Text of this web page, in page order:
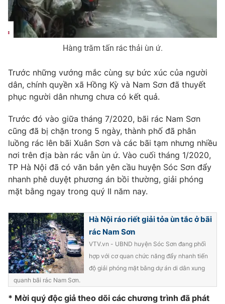
Tư vấn
Chuyên mục khác
Podcast
Photo Infographic
VTV Money VTV Thể thao
VTV Sức khoẻ Bất động sản
Thị trường 24h Tấm lòng Việt
VTV4 Vươn mình bằng AI
VTV9 VTV8
Liên hệ tòa soạn
Hàng trăm tấn rác thải ùn ứ.
Trước những vướng mắc cùng sự bức xúc của người
dân, chính quyền xã Hồng Kỳ và Nam Sơn đã thuyết
phục người dân nhưng chưa có kết quả.
Trước đó vào giữa tháng 7/2020, bãi rác Nam Sơn
cũng đã bị chặn trong 5 ngày, thành phố đã phân
luồng rác lên bãi Xuân Sơn và các bãi tạm nhưng nhiều
nơi trên địa bàn rác vẫn ùn ứ. Vào cuối tháng 1/2020,
TP Hà Nội đã có văn bản yên cầu huyện Sóc Sơn đẩy
nhanh phê duyệt phương án bồi thường, giải phóng
mặt bằng ngay trong quý II năm nay.
Hà Nội ráo riết giải tỏa ùn tắc ở bãi
rác Nam Sơn
VTV.vn - UBND huyện Sóc Sơn đang phối
hợp với cơ quan chức năng đẩy nhanh tiến
độ giải phóng mặt bằng dự án di dân xung
quanh bãi rác Nam Sơn.
* Mời quý độc giả theo dõi các chương trình đã phát